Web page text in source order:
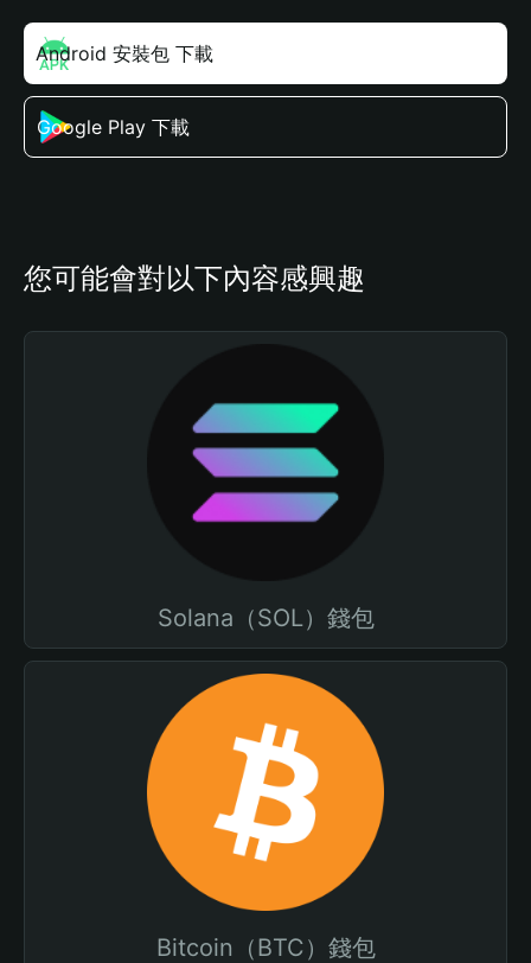
Android 安裝包 下載
Google Play 下載
您可能會對以下內容感興趣
Solana（SOL）錢包
Bitcoin（BTC）錢包